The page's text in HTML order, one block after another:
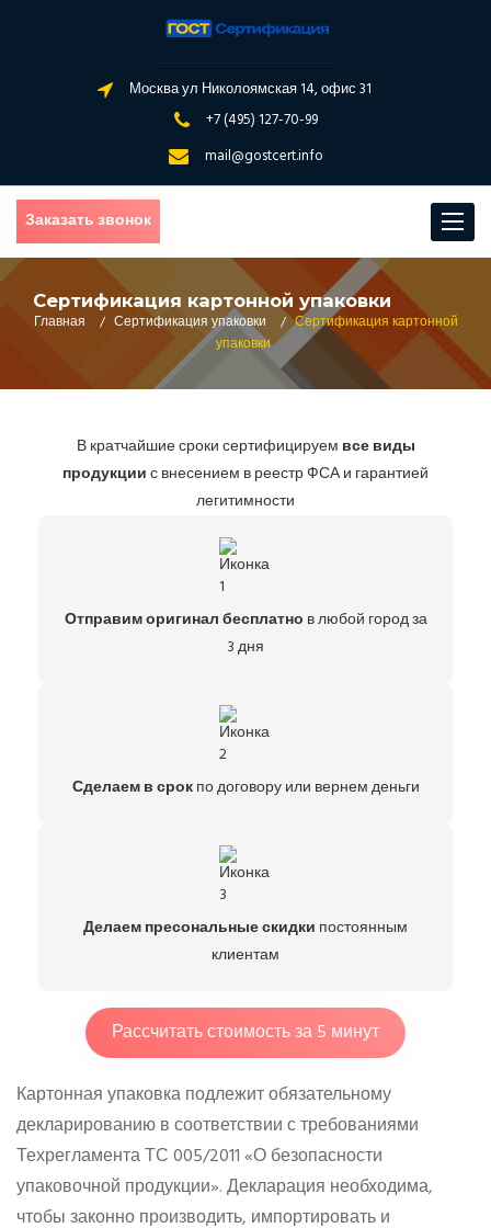
Москва ул Николоямская 14, офис 31
+7 (495) 127-70-99
mail@gostcert.info
Toggle
Заказать звонок
Сертификация картонной упаковки
Главная
/ Сертификация упаковки / Сертификация картонной
упаковки
В кратчайшие сроки сертифицируем все виды
продукциис внесением в реестр ФСА и гарантией
легитимности
Отправим оригинал бесплатно в любой город за
3 дня
Сделаем в срокпо договору или вернем деньги
Делаем пресональные скидки постоянным
клиентам
Рассчитать стоимость за 5 минут
Картонная упаковка подлежит обязательному
декларированию в соответствии с требованиями
Техрегламента ТС 005/2011 «О безопасности
упаковочной продукции». Декларация необходима,
чтобы законно производить, импортировать и